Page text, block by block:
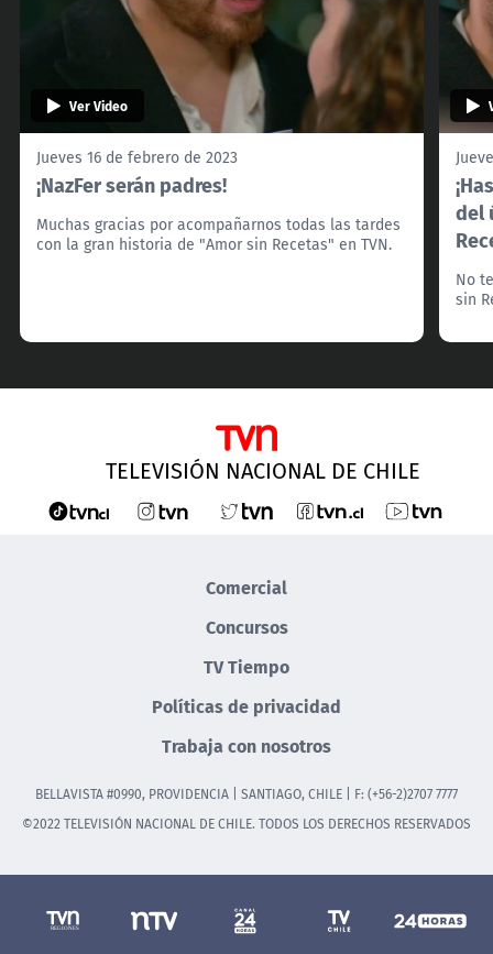
Ver Video
Jueves 16 de febrero de 2023
¡NazFer serán padres!
Muchas gracias por acompañarnos todas las tardes
con la gran historia de "Amor sin Recetas" en TVN.
del
No
sin
TELEVISIÓN NACIONAL DE CHILE
Comercial
Concursos
TV Tiempo
Políticas de privacidad
Trabaja con nosotros
BELLAVISTA #0990, PROVIDENCIA | SANTIAGO, CHILE | F: (+56-2)2707 7777
©2022 TELEVISIÓN NACIONAL DE CHILE. TODOS LOS DERECHOS RESERVADOS